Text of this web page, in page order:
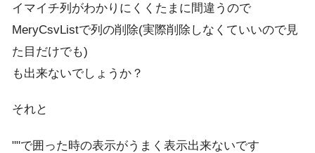
イマイチ列がわかりにくくたまに間違うので
MeryCsvListで列の削除(実際削除しなくていいので見
た目だけでも)
も出来ないでしょうか？
それと
""で囲った時の表示がうまく表示出来ないです